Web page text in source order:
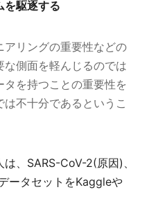
を駆逐する
アリングの重要性などの
側面を軽んじるのでは
を持つことの重要性を
不十分であるというこ
、SARS-CoV-2(原因)、
ータセットをKaggleや